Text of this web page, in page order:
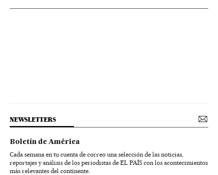
NEWSLETTERS
Boletín de América
Cada semana en tu cuenta de correo una selección de las noticias,
reportajes y análisis de los periodistas de EL PAÍS con los acontecimientos
más relevantes del continente.